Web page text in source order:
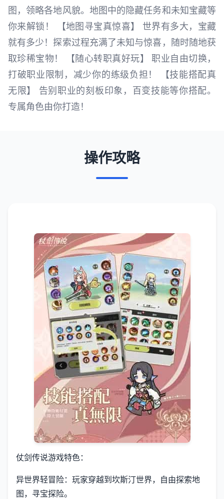
图，领略各地风貌。地图中的隐藏任务和未知宝藏等
你来解锁！ 【地图寻宝真惊喜】 世界有多大，宝藏
就有多少！探索过程充满了未知与惊喜，随时随地获
取珍稀宝物！ 【随心转职真好玩】 职业自由切换，
打破职业限制，减少你的练级负担！ 【技能搭配真
无限】 告别职业的刻板印象，百变技能等你搭配。
专属角色由你打造！
操作攻略
仗剑传说游戏特色：
异世界轻冒险：玩家穿越到坎斯汀世界，自由探索地
图，寻宝探险。